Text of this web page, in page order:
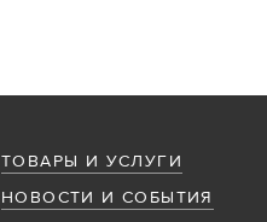
ТОВАРЫ И УСЛУГИ
НОВОСТИ И СОБЫТИЯ